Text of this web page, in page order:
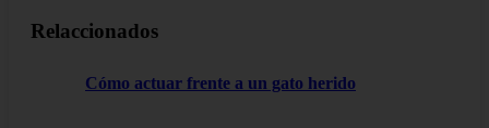
Relaccionados
Cómo actuar frente a un gato herido